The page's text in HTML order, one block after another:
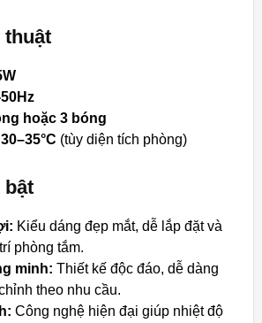
thuật
hoặc 3 bóng
30–35°C (tùy diện tích phòng)
bật
Kiểu dáng đẹp mắt, dễ lắp đặt và
phòng tắm.
minh: Thiết kế độc đáo, dễ dàng
theo nhu cầu.
Công nghệ hiện đại giúp nhiệt độ